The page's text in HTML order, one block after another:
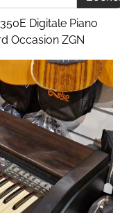
Digitale Piano
Occasion ZGN